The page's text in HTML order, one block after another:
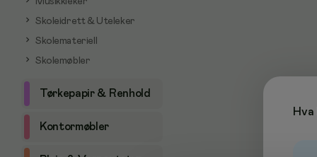
Skoleidrett & Uteleker
Skolemateriell
Skolemøbler
Tørkepapir & Renhold
Kontormøbler
Hva